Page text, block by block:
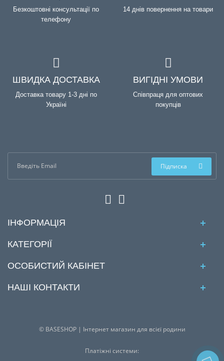
Безкоштовні консультації по
телефону
14 днів повернення на товари
ШВИДКА ДОСТАВКА
Доставка товару 1-3 дні по
Україні
ВИГІДНІ УМОВИ
Співпраця для оптових
покупців
Підписка
ІНФОРМАЦІЯ
КАТЕГОРІЇ
ОСОБИСТИЙ КАБІНЕТ
НАШІ КОНТАКТИ
© BASESHOP | Інтернет магазин для всієї родини
Платіжні системи: